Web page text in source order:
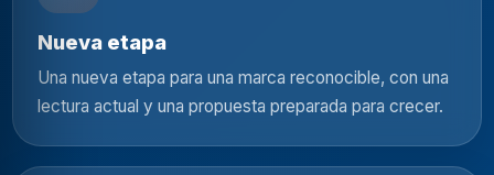
Nueva etapa
Una nueva etapa para una marca reconocible, con una
lectura actual y una propuesta preparada para crecer.